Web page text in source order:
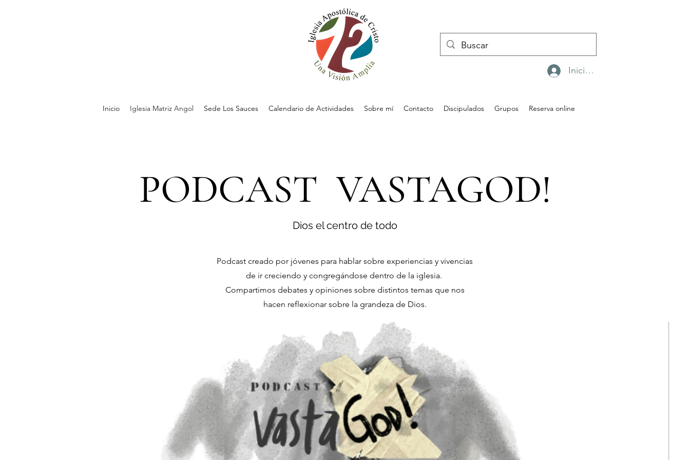
Iniciar sesión
Inicio Iglesia Matriz Angol Sede Los Sauces Calendario de Actividades Sobre mí Contacto Discipulados Grupos Reserva online
PODCAST VASTAGOD!
Dios el centro de todo
Podcast creado por jóvenes para hablar sobre experiencias y vivencias
de ir creciendo y congregándose dentro de la iglesia.
Compartimos debates y opiniones sobre distintos temas que nos
hacen reflexionar sobre la grandeza de Dios.